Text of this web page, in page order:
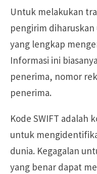
Untuk melakukan
pengirim
yang lengkap
Informasi ini
penerima, nomor
penerima.
Kode SWIFT adalah
untuk
dunia. Kegagalan
yang benar dapat